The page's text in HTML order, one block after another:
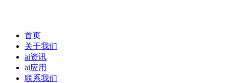
首页
关于我们
ai资讯
ai应用
联系我们